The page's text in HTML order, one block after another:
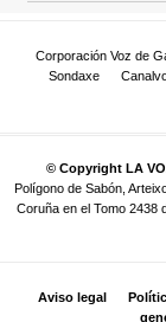
Corporación Voz de
Sondaxe
© Copyright LA
Polígono de Sabón,
Coruña en el Tomo 2438
Aviso legal